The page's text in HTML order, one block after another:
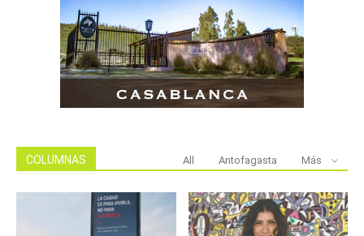
COLUMNAS All Antofagasta Más